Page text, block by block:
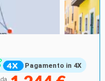
Pagamento in 4X